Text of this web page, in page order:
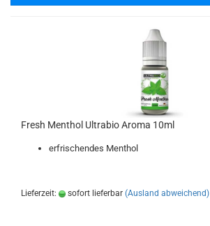
Fresh Menthol Ultrabio Aroma 10ml
erfrischendes Menthol
Lieferzeit: sofort lieferbar (Ausland abweichend)